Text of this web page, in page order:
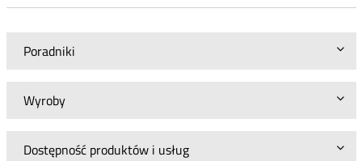
Poradniki
Wyroby
Dostępność produktów i usług